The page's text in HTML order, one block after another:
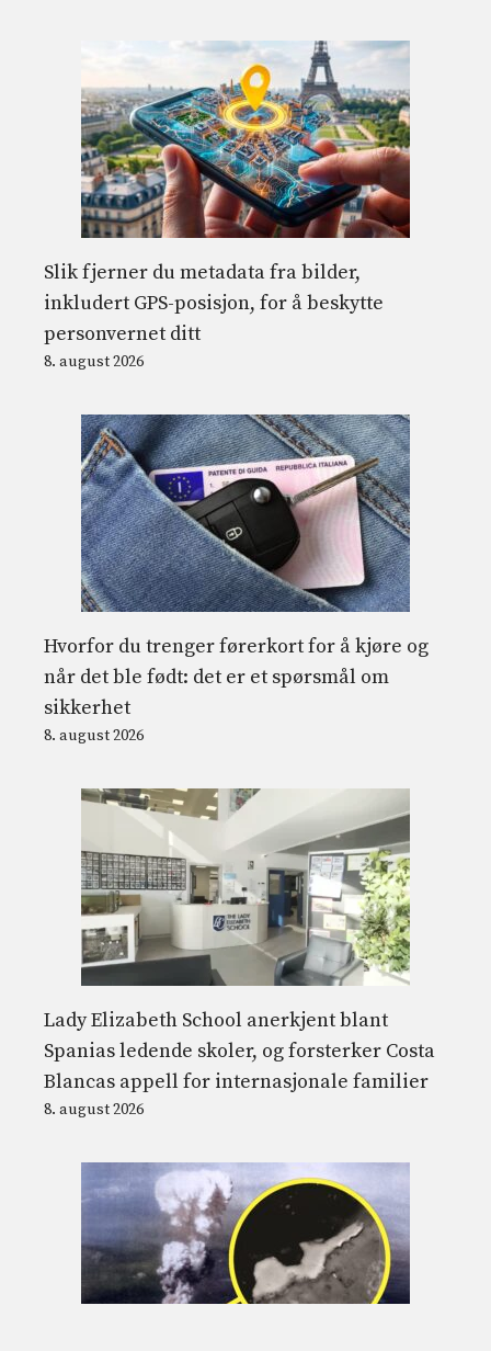
Slik fjerner du metadata fra bilder,
inkludert GPS-posisjon, for å beskytte
personvernet ditt
8. august 2026
Hvorfor du trenger førerkort for å kjøre og
når det ble født: det er et spørsmål om
sikkerhet
8. august 2026
Lady Elizabeth School anerkjent blant
Spanias ledende skoler, og forsterker Costa
Blancas appell for internasjonale familier
8. august 2026